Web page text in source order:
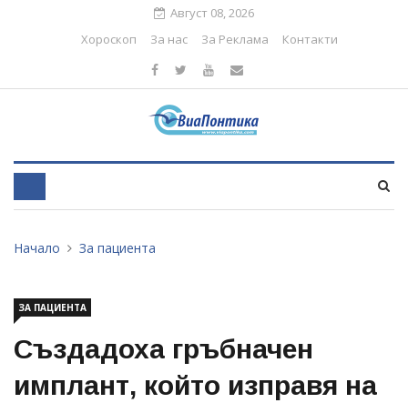
Август 08, 2026
Хороскоп
За нас За Реклама Контакти
Начало За пациента
ЗА ПАЦИЕНТА
Създадоха гръбначен
имплант, който изправя на